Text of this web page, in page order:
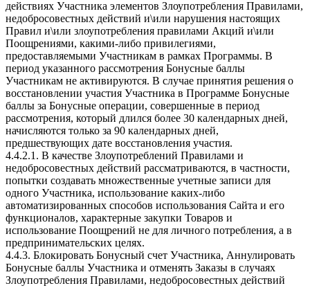
действиях Участника элементов Злоупотребления Правилами,
недобросовестных действий и\или нарушения настоящих
Правил и\или злоупотребления правилами Акций и\или
Поощрениями, какими-либо привилегиями,
предоставляемыми Участникам в рамках Программы. В
период указанного рассмотрения Бонусные баллы
Участникам не активируются. В случае принятия решения о
восстановлении участия Участника в Программе Бонусные
баллы за Бонусные операции, совершенные в период
рассмотрения, который длился более 30 календарных дней,
начисляются только за 90 календарных дней,
предшествующих дате восстановления участия.
4.4.2.1. В качестве Злоупотреблений Правилами и
недобросовестных действий рассматриваются, в частности,
попытки создавать множественные учетные записи для
одного Участника, использование каких-либо
автоматизированных способов использования Сайта и его
функционалов, характерные закупки Товаров и
использование Поощрений не для личного потребления, а в
предпринимательских целях.
4.4.3. Блокировать Бонусный счет Участника, Аннулировать
Бонусные баллы Участника и отменять Заказы в случаях
Злоупотребления Правилами, недобросовестных действий